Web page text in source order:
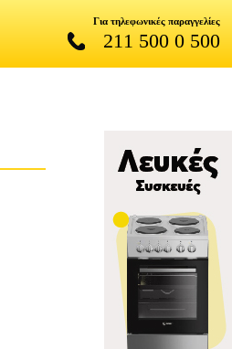
Για τηλεφωνικές παραγγελίες
211 500 0 500